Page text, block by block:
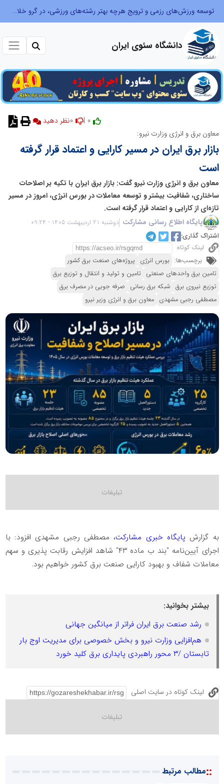
توسعه ورزش‌های رزمی و ترویج هرچه بهتر رشته‌های ورزشی، در گرو خلاقیت و نوآوری است
دانشگاه سئوی ایران
نظر دهید
معاون برق و انرژی وزارت نیرو:
بازار برق ایران در مسیر کارایی و اعتماد قرار گرفته
است
معاون برق و انرژی وزارت نیرو گفت: بازار برق ایران با تکیه بر اصلاحات
ساختاری، شفافیت بیشتر و توسعه معاملات در بورس انرژی، امروز در مسیر
تازه‌ای از کارایی و اعتماد قرار گرفته است.
پایگاه اطلاع رسانی مشارکت دوشنبه 21 اردیبهشت 1405 - 09:24
اشتراک گذاری:
لینک کوتاه
برچسب‌ها: بورس انرژی پروژه‌های صنعت برق کشور
تامین برق واحدهای صنعتی تامین و تولید و انتقال و توزیع برق
توزیع نیروی برق شبکه برق رسانی صرفه جویی در مصرف برق
مصطفی رجبی مشهدی معاون برق و انرژی وزیر نیرو
به گزارش پایگاه خبری مشارکت، مصطفی رجبی مشهدی افزود: با
اجرای آیین‌نامه‌ "بند ب ماده ۴۳" شاهد افزایش رقابت پذیری و سهم
معاملات شفاف و بهبود کارایی صنعت برق کشور خواهیم بود.
بیشتر بخوانید:
رشد صنعت برق ایران فراتر از میانگین جهانی
هم‌افزایی‌‌‌ وزارت نیرو و بخش خصوصی برای مدیریت اوج بار
تابستان /۳ محور راهبردی پایداری برق کلید خورد
لینک کوتاه در سایت اصلی
::مطالب مرتبط